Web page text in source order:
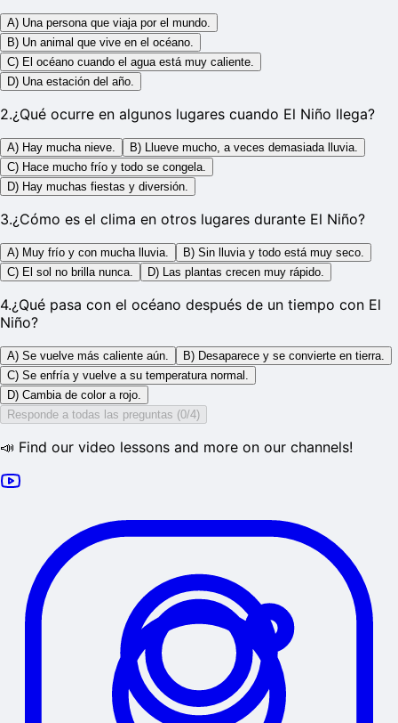
A) Una persona que viaja por el mundo.
B) Un animal que vive en el océano.
C) El océano cuando el agua está muy caliente.
D) Una estación del año.
2.¿Qué ocurre en algunos lugares cuando El Niño llega?
A) Hay mucha nieve.
B) Llueve mucho, a veces demasiada lluvia.
C) Hace mucho frío y todo se congela.
D) Hay muchas fiestas y diversión.
3.¿Cómo es el clima en otros lugares durante El Niño?
A) Muy frío y con mucha lluvia.
B) Sin lluvia y todo está muy seco.
C) El sol no brilla nunca.
D) Las plantas crecen muy rápido.
4.¿Qué pasa con el océano después de un tiempo con El
Niño?
A) Se vuelve más caliente aún.
B) Desaparece y se convierte en tierra.
C) Se enfría y vuelve a su temperatura normal.
D) Cambia de color a rojo.
Responde a todas las preguntas (0/4)
📣 Find our video lessons and more on our channels!